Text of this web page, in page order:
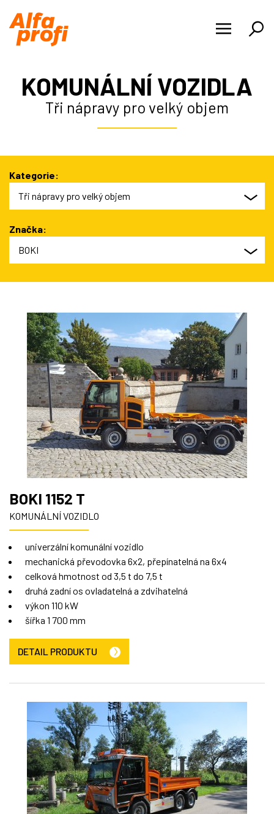
NOVINKY
REFERENCE
KONTAKTY
KOMUNÁLNÍ VOZIDLA
Tři nápravy pro velký objem
Kategorie:
Tři nápravy pro velký objem
Značka:
BOKI
BOKI 1152 T
KOMUNÁLNÍ VOZIDLO
univerzální komunální vozidlo
mechanická převodovka 6x2, přepínatelná na 6x4
celková hmotnost od 3,5 t do 7,5 t
druhá zadní os ovladatelná a zdvihatelná
výkon 110 kW
šířka 1 700 mm
DETAIL PRODUKTU